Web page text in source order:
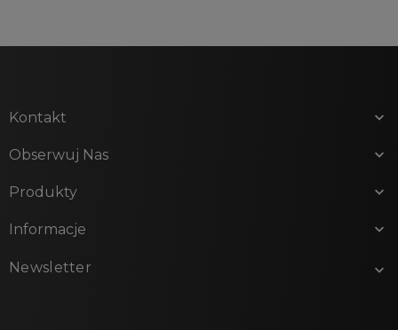
Kontakt 
Obserwuj Nas 
Produkty 
Informacje 
Newsletter 